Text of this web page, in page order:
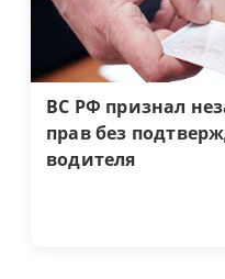
ВС РФ признал
прав без
водителя